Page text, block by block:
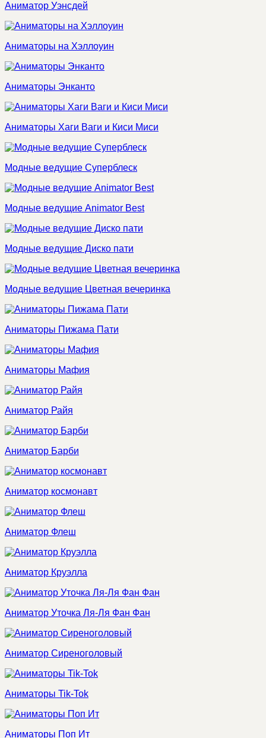
Аниматор Уэнсдей
Аниматоры на Хэллоуин
Аниматоры Энканто
Аниматоры Хаги Ваги и Киси Миси
Модные ведущие Суперблеск
Модные ведущие Animator Best
Модные ведущие Диско пати
Модные ведущие Цветная вечеринка
Аниматоры Пижама Пати
Аниматоры Мафия
Аниматор Райя
Аниматор Барби
Аниматор космонавт
Аниматор Флеш
Аниматор Круэлла
Аниматор Уточка Ля-Ля Фан Фан
Аниматор Сиреноголовый
Аниматоры Tik-Tok
Аниматоры Поп Ит